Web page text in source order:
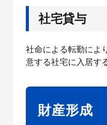
社宅貸与
社命による転勤によ
意する社宅に入居す
財産形成